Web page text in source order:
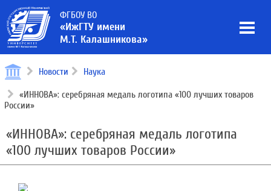
ФГБОУ ВО
«ИжГТУ имени
М.Т. Калашникова»
Новости Наука
«ИННОВА»: серебряная медаль логотипа «100 лучших товаров
России»
«ИННОВА»: серебряная медаль логотипа
«100 лучших товаров России»